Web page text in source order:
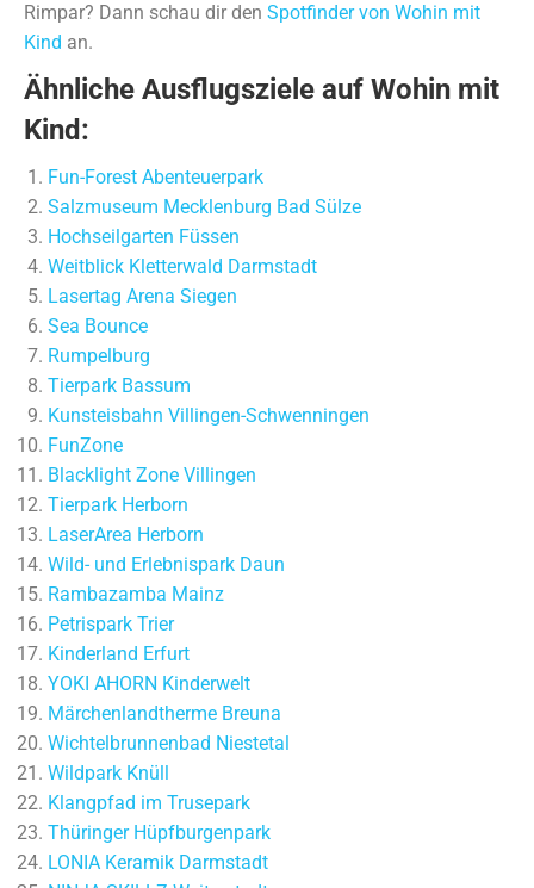
Rimpar? Dann schau dir den Spotfinder von Wohin mit
Kind an.
Ähnliche Ausflugsziele auf Wohin mit
Kind:
Fun-Forest Abenteuerpark
Salzmuseum Mecklenburg Bad Sülze
Hochseilgarten Füssen
Weitblick Kletterwald Darmstadt
Lasertag Arena Siegen
Sea Bounce
Rumpelburg
Tierpark Bassum
Kunsteisbahn Villingen-Schwenningen
FunZone
Blacklight Zone Villingen
Tierpark Herborn
LaserArea Herborn
Wild- und Erlebnispark Daun
Rambazamba Mainz
Petrispark Trier
Kinderland Erfurt
YOKI AHORN Kinderwelt
Märchenlandtherme Breuna
Wichtelbrunnenbad Niestetal
Wildpark Knüll
Klangpfad im Trusepark
Thüringer Hüpfburgenpark
LONIA Keramik Darmstadt